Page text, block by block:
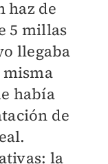
haz de
5 millas
llegaba
misma
había
de
la